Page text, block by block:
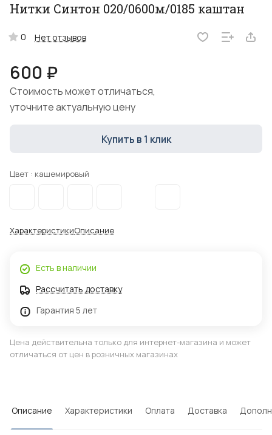
Нитки Синтон 020/0600м/0185 каштан
0 Нет отзывов
600 ₽
Стоимость может отличаться,
уточните актуальную цену
Купить в 1 клик
Цвет : кашемировый
ХарактеристикиОписание
Есть в наличии
Рассчитать доставку
Гарантия 5 лет
Цена действительна только для интернет-магазина и может
отличаться от цен в розничных магазинах
Описание Характеристики Оплата Доставка